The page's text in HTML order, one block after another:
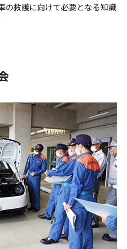
の救護に向けて必要となる知識